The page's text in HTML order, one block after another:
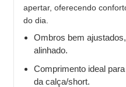
apertar, oferecendo
do dia.
Ombros bem
alinhado.
Comprimento ideal
da calça/short.